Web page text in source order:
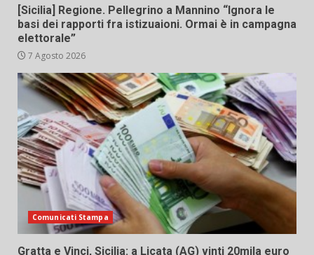
[Sicilia] Regione. Pellegrino a Mannino “Ignora le
basi dei rapporti fra istizuaioni. Ormai è in campagna
elettorale”
7 Agosto 2026
Comunicati Stampa
Gratta e Vinci, Sicilia: a Licata (AG) vinti 20mila euro